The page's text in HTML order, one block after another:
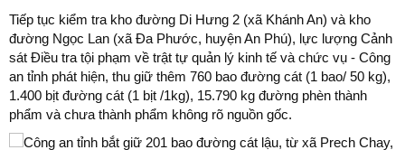
Tiếp tục kiểm tra kho đường Di Hưng 2 (xã Khánh An) và kho
đường Ngọc Lan (xã Đa Phước, huyện An Phú), lực lượng Cảnh
sát Điều tra tội phạm về trật tự quản lý kinh tế và chức vụ - Công
an tỉnh phát hiện, thu giữ thêm 760 bao đường cát (1 bao/ 50 kg),
1.400 bịt đường cát (1 bịt /1kg), 15.790 kg đường phèn thành
phẩm và chưa thành phẩm không rõ nguồn gốc.